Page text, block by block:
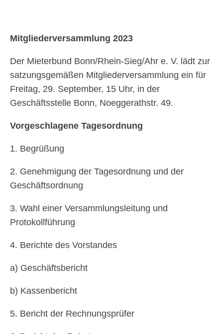
Mitgliederversammlung 2023
Der Mieterbund Bonn/Rhein-Sieg/Ahr e. V. lädt zur
satzungsgemäßen Mitgliederversammlung ein für
Freitag, 29. September, 15 Uhr, in der
Geschäftsstelle Bonn, Noeggerathstr. 49.
Vorgeschlagene Tagesordnung
1. Begrüßung
2. Genehmigung der Tagesordnung und der
Geschäftsordnung
3. Wahl einer Versammlungsleitung und
Protokollführung
4. Berichte des Vorstandes
a) Geschäftsbericht
b) Kassenbericht
5. Bericht der Rechnungsprüfer